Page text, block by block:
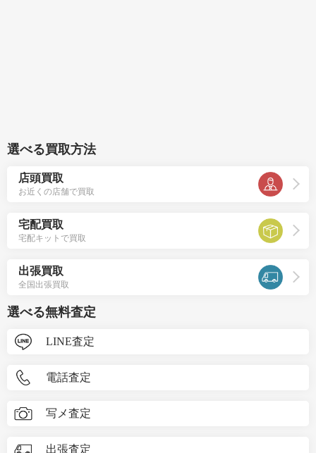
選べる買取方法
店頭買取
お近くの店舗で買取
宅配買取
宅配キットで買取
出張買取
全国出張買取
選べる無料査定
LINE査定
電話査定
写メ査定
出張査定